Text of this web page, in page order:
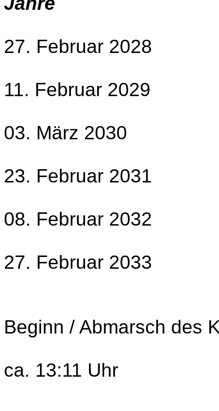
27. Februar 2028
11. Februar 2029
03. März 2030
23. Februar 2031
08. Februar 2032
27. Februar 2033
Beginn / Abmarsch des
ca. 13:11 Uhr